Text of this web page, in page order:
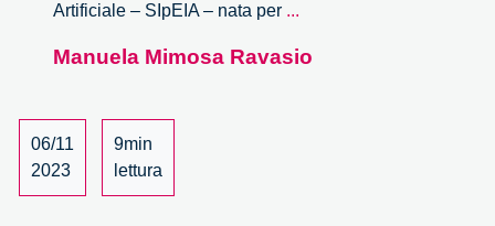
Artificiale – SIpEIA – nata per ...
cambia
Manuela Mimosa Ravasio
06/11
2023
9min
lettura